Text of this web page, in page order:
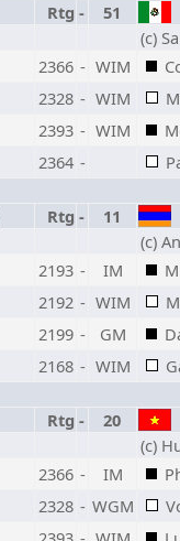
Rtg -
51
(c)
2366 - WIM
2328 - WIM
2393 - WIM
2364 -
Rtg -
11
(c)
2193 - IM
2192 - WIM
2199 - GM
2168 - WIM
Rtg -
20
(c)
2366 - IM
2328 - WGM